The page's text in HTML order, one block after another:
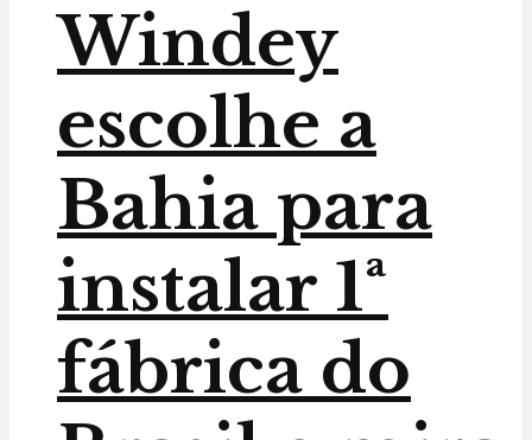
Windey
escolhe a
Bahia para
instalar 1ª
fábrica do